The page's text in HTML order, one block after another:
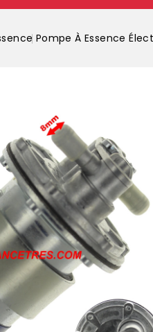
Pompe À Essence